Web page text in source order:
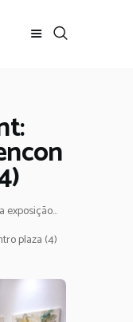
exposição...
plaza (4)